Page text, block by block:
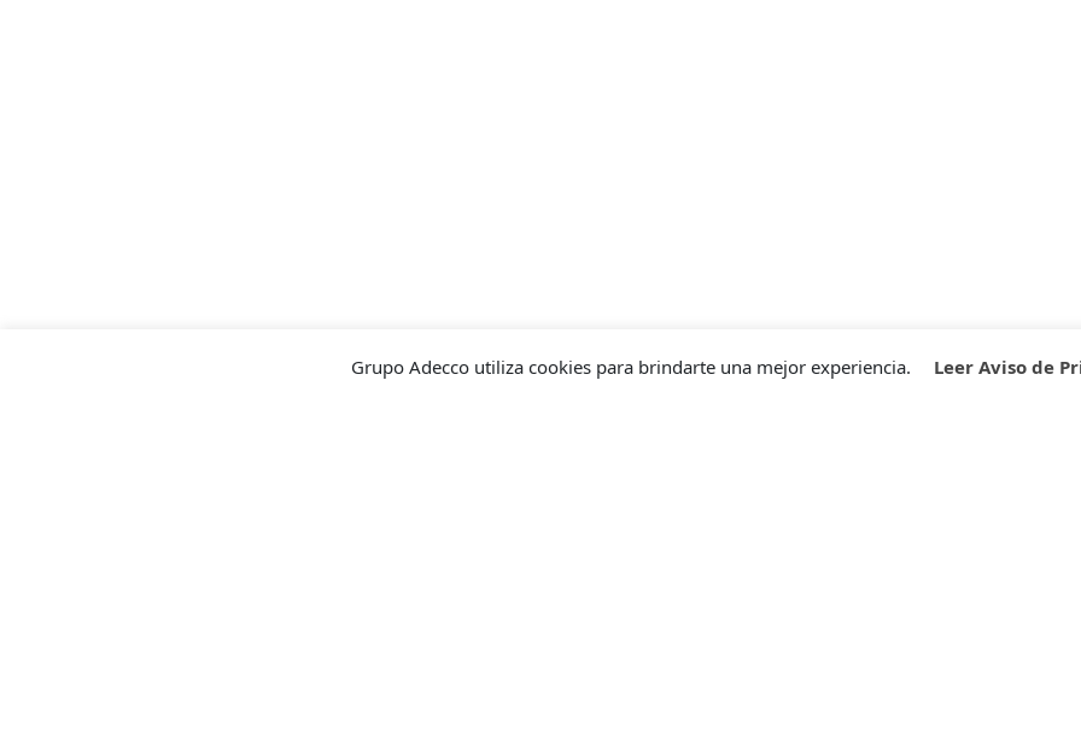
Grupo Adecco utiliza cookies para brindarte una mejor experiencia. Leer Aviso de